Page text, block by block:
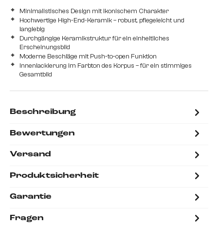
Minimalistisches Design mit ikonischem Charakter
Hochwertige High-End-Keramik – robust, pflegeleicht und
langlebig
Durchgängige Keramikstruktur für ein einheitliches
Erscheinungsbild
Moderne Beschläge mit Push-to-open Funktion
Innenlackierung im Farbton des Korpus – für ein stimmiges
Gesamtbild
Beschreibung
Bewertungen
Versand
Produktsicherheit
Garantie
Fragen